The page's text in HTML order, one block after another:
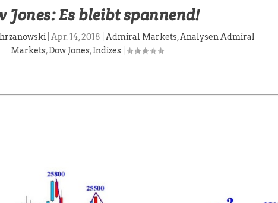
Jones: Es bleibt spannend!
Apr. 14, 2018 Admiral Markets,Analysen Admiral
Markets,Dow Jones,Indizes